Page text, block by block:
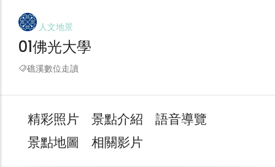
人文地景
01佛光大學
礁溪數位走讀
精彩照片 景點介紹
語音導覽
景點地圖
相關影片